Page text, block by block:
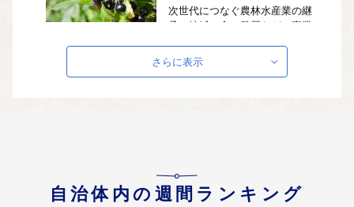
次世代につなぐ農林水産業の継
承、地域の食の発展などの事業
【浪岡地域振興】りんごと中世の
さらに表示
自治体内の週間ランキング